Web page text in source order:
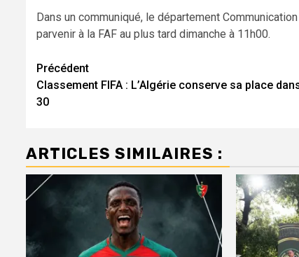
Dans un communiqué, le département
parvenir à la FAF au plus tard dimanche à 11h00.
Navigation
d’article
Précédent
Classement FIFA : L’Algérie conserve sa place
30
ARTICLES SIMILAIRES :